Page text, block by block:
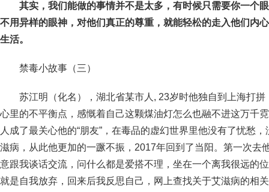
其实，我们能做的事情并不是太多，有时候只需要你一个
不用异样的眼神，对他们真正的尊重，就能轻松的走入他们内
生活。
禁毒小故事（三）
苏江明（化名），湖北省某市人, 23岁时他独自到上海打
心里的不平衡点，感慨着自己这颗煤油灯怎么也融不进这万千
人成了最关心他的“朋友”，在毒品的虚幻世界里他没有了忧愁
滋病，从此他更加的一蹶不振，2017年回到了当阳。第一次去
意跟我谈话交流，问什么都是爱搭不理，坐在一个离我很远的
就是自我放弃，回来后我反思自己，网上查找关于艾滋病的相